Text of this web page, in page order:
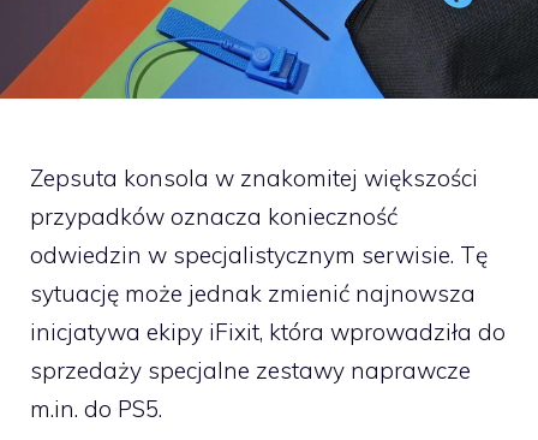
Zepsuta konsola w znakomitej większości
przypadków oznacza konieczność
odwiedzin w specjalistycznym serwisie. Tę
sytuację może jednak zmienić najnowsza
inicjatywa ekipy iFixit, która wprowadziła do
sprzedaży specjalne zestawy naprawcze
m.in. do PS5.